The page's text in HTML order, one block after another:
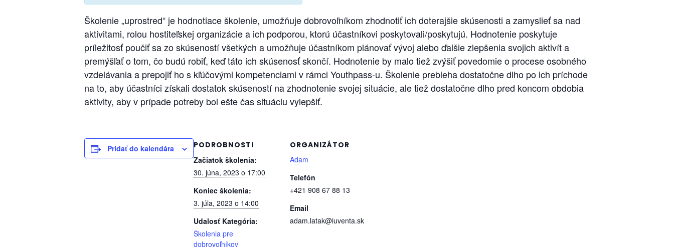
Školenie „uprostred“ je hodnotiace školenie, umožňuje dobrovoľníkom zhodnotiť ich doterajšie skúsenosti a zamyslieť sa nad
aktivitami, rolou hostiteľskej organizácie a ich podporou, ktorú účastníkovi poskytovali/poskytujú. Hodnotenie poskytuje
príležitosť poučiť sa zo skúseností všetkých a umožňuje účastníkom plánovať vývoj alebo ďalšie zlepšenia svojich aktivít a
premýšľať o tom, čo budú robiť, keď táto ich skúsenosť skončí. Hodnotenie by malo tiež zvýšiť povedomie o procese osobného
vzdelávania a prepojiť ho s kľúčovými kompetenciami v rámci Youthpass-u. Školenie prebieha dostatočne dlho po ich príchode
na to, aby účastníci získali dostatok skúseností na zhodnotenie svojej situácie, ale tiež dostatočne dlho pred koncom obdobia
aktivity, aby v prípade potreby bol ešte čas situáciu vylepšiť.
Pridať do kalendára
PODROBNOSTI
Začiatok školenia:
30. júna, 2023 o 17:00
Koniec školenia:
3. júla, 2023 o 14:00
Udalosť Kategória:
Školenia pre
dobrovoľníkov
ORGANIZÁTOR
Adam
Telefón
+421 908 67 88 13
Email
adam.latak@iuventa.sk